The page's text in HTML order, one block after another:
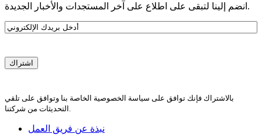
انضم إلينا لتبقى على اطلاع على آخر المستجدات والأخبار الجديدة.
البريد
بالاشتراك فإنك توافق على سياسة الخصوصية الخاصة بنا وتوافق على تلقي
نبذة عن فريق العمل